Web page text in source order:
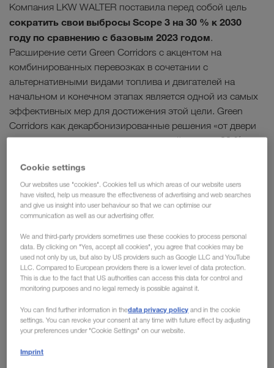
Компания LKW WALTER поставила перед собой цель
сократить свои выбросы Scope 3 на 30 % к 2030
году по сравнению с базовым 2023 годом.
Расширение сети Green Corridors с акцентом на
комбинированных перевозках в сочетании с
альтернативными видами топлива и двигателей на
начальном и конечном этапах является одной из самых
эффективных мер для достижения этой цели. Green
Corridors как декарбонизированные решения «от двери
до двери» могут сократить углеродный след на 90 %.
Мы также будем расширять использование
альтернативных видов топлива, таких как HVO100, в
обычном автомобильном транспорте. По сравнению с
обычным ископаемым дизельным топливом B7, HVO100
Система Book & Claimкомпании LKW WALTER,
проверенная сторонним поставщиком, гарантирует, что
мы сможем прозрачно и наглядноподтвердить
использование топлива и двигателей с низким
уровнем выбросов по всей логистической цепочке. Это
приносит пользу нашим клиентам, которые могут
учитывать эту экономию CO₂ при расчете собственного
баланса выбросов.
Cookie settings
Our websites use "cookies". Cookies tell us which areas of our website users
have visited, help us measure the effectiveness of advertising and web searches
and give us insight into user behaviour so that we can optimise our
communication as well as our advertising offer.
We and third-party providers sometimes use these cookies to process personal
data. By clicking on "Yes, accept all cookies", you agree that cookies may be
used not only by us, but also by US providers such as Google LLC and YouTube
LLC. Compared to European providers there is a lower level of data protection.
This is due to the fact that US authorities can access this data for control and
monitoring purposes and no legal remedy is possible against it.
You can find further information in thedata privacy policy and in the cookie
settings. You can revoke your consent at any time with future effect by adjusting
your preferences under "Cookie Settings" on our website.
Imprint